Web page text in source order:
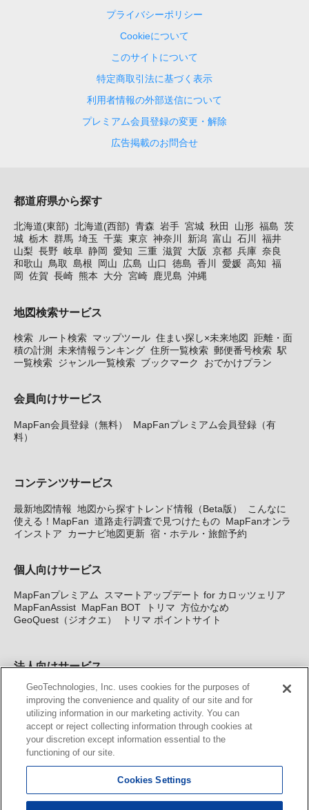
プライバシーポリシー
Cookieについて
このサイトについて
特定商取引法に基づく表示
利用者情報の外部送信について
プレミアム会員登録の変更・解除
広告掲載のお問合せ
都道府県から探す
北海道(東部) 北海道(西部) 青森 岩手 宮城 秋田 山形 福島 茨
城 栃木 群馬 埼玉 千葉 東京 神奈川 新潟 富山 石川
福井
山梨 長野 岐阜 静岡 愛知 三重 滋賀 大阪 京都 兵庫 奈良
和歌山 鳥取 島根 岡山 広島 山口 徳島 香川 愛媛 高知 福
岡
佐賀 長崎 熊本 大分 宮崎 鹿児島 沖縄
地図検索サービス
検索 ルート検索 マップツール 住まい探し×未来地図
距離・面
積の計測
未来情報ランキング 住所一覧検索 郵便番号検索 駅
一覧検索 ジャンル一覧検索 ブックマーク おでかけプラン
会員向けサービス
MapFan会員登録（無料）
MapFanプレミアム会員登録（有
料）
コンテンツサービス
最新地図情報 地図から探すトレンド情報（Beta版）
こんなに
使える！MapFan 道路走行調査で見つけたもの MapFanオンラ
インストア
カーナビ地図更新 宿・ホテル・旅館予約
個人向けサービス
MapFanプレミアム
スマートアップデート for カロッツェリア
MapFanAssist MapFan BOT トリマ 方位かなめ
GeoQuest（ジオクエ）
トリマ ポイントサイト
法人向けサービス
法人向け地図・位置情報サービス WEBサイト・システム向け地
図API Windows PC向け地図開発キット MapFan DB 住所確認
サービス
MAP WORLD+ トリマ広告 Geo-Research
カーナビ地図更新サービス
MapFan スマートメンバーズ
KENWOOD MapFan Club
GeoTechnologies, Inc. uses cookies for the purposes of
improving the convenience and quality of our site and for
utilizing information in our marketing activity. You can
accept or reject collecting information through cookies at
your discretion except information essential to the
functioning of our site.
Cookies Settings